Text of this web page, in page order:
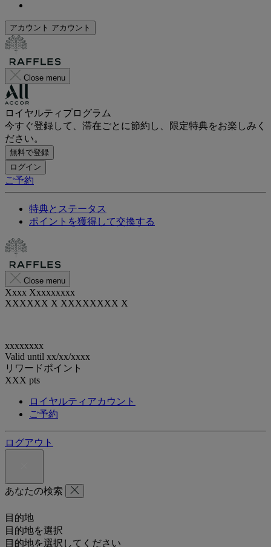
アカウント アカウント
Close menu
ロイヤルティプログラム
今すぐ登録して、滞在ごとに節約し、限定特典をお楽しみく
ださい。
無料で登録
ログイン
ご予約
特典とステータス
ポイントを獲得して交換する
Close menu
Xxxx Xxxxxxxxx
XXXXXX X XXXXXXXX X
xxxxxxxx
Valid until xx/xx/xxxx
リワードポイント
XXX pts
ロイヤルティアカウント
ご予約
ログアウト
あなたの検索
目的地
目的地を選択
目的地を選択してください